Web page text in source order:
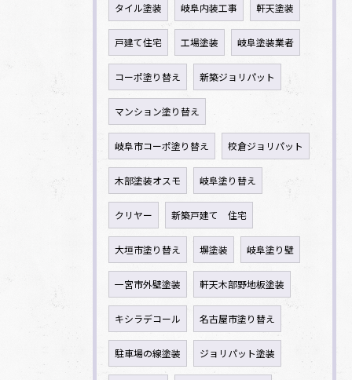
タイル塗装 岐阜内装工事 軒天塗装
戸建て住宅 工場塗装 岐阜塗装業者
コーポ塗り替え 新築ジョリパット
マンション塗り替え
岐阜市コーポ塗り替え 校倉ジョリパット
木部塗装オスモ 岐阜塗り替え
クリヤー 新築戸建て 住宅
大垣市塗り替え 塀塗装 岐阜塗り壁
一宮市外壁塗装 軒天木部野地板塗装
キシラデコール 名古屋市塗り替え
駐車場の線塗装 ジョリパット塗装